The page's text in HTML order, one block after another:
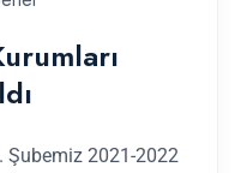
Şubemiz 2021-2022